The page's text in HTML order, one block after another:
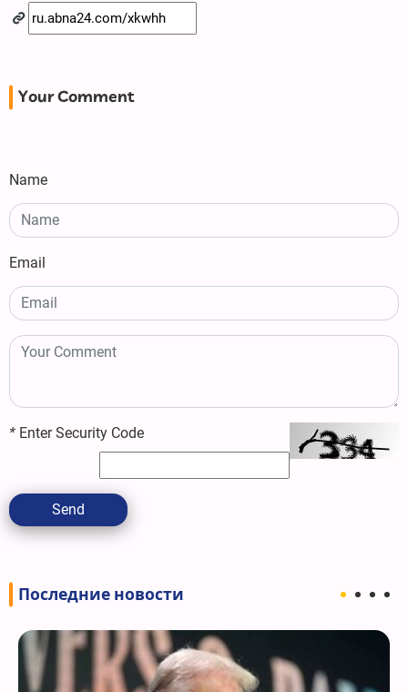
Your Comment
Name
Email
* Enter Security Code
Send
Последние новости